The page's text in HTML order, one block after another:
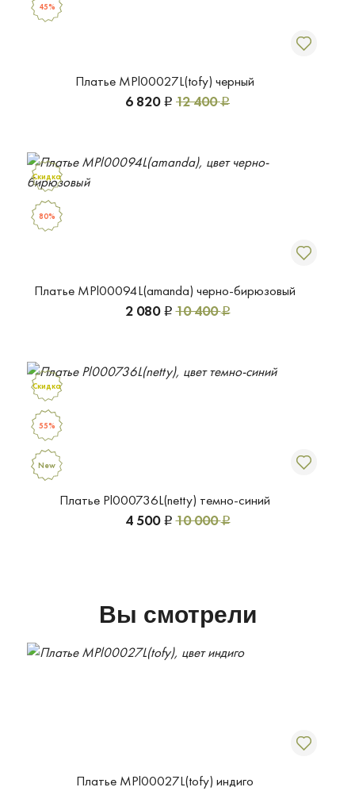
Платье MPl00027L(tofy) черный
6 820 Р 12 400Р
45%
Платье MPl00094L(amanda) черно-бирюзовый
2 080 Р 10 400Р
Скидка
80%
Платье Pl000736L(netty) темно-синий
4 500 Р 10 000Р
Скидка
55%
New
Вы смотрели
Платье MPl00027L(tofy) индиго